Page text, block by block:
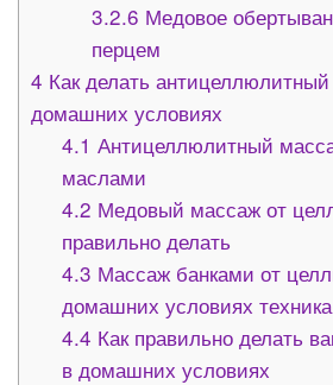
3.2.6 Медовое
перцем
4 Как делать
домашних условиях
4.1 Антицеллюлитный
маслами
4.2 Медовый массаж от
правильно делать
4.3 Массаж банками от
домашних условиях техника
4.4 Как правильно делать
в домашних условиях